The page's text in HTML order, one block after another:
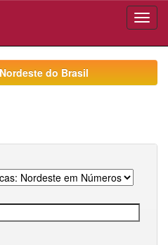
do Brasil